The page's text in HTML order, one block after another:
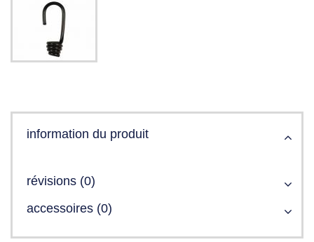
information du produit
révisions (0)
accessoires (0)